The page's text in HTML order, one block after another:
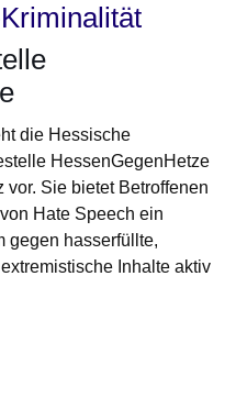
die Hessische
HessenGegenHetze
Sie bietet Betroffenen
Hate Speech ein
gegen hasserfüllte,
Inhalte aktiv